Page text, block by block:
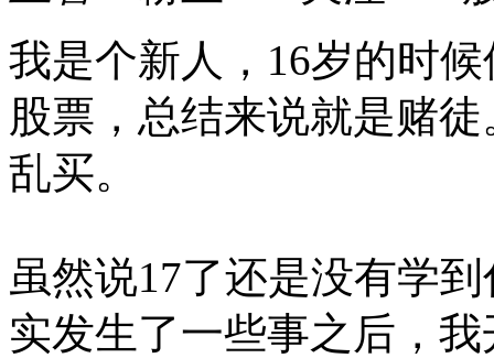
我是个新人，16岁的时
股票，总结来说就是赌
乱买。
虽然说17了还是没有学
实发生了一些事之后，